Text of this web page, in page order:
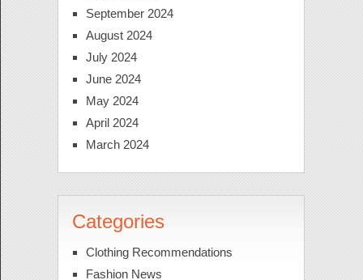
September 2024
August 2024
July 2024
June 2024
May 2024
April 2024
March 2024
Categories
Clothing Recommendations
Fashion News